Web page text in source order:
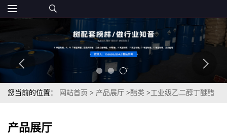
您当前的位置： 网站首页 > 产品展厅 >酯类 >工业级乙二醇丁醚醋
产品展厅